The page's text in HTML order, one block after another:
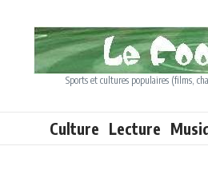
Sports et cultures populaires (films,
Culture Lecture